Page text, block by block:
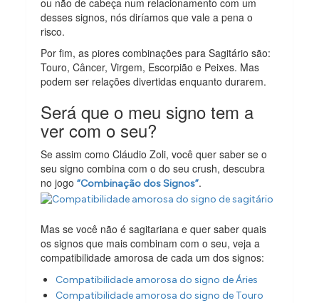
ou não de cabeça num relacionamento com um
desses signos, nós diríamos que vale a pena o
risco.
Por fim, as piores combinações para Sagitário são:
Touro, Câncer, Virgem, Escorpião e Peixes. Mas
podem ser relações divertidas enquanto durarem.
Será que o meu signo tem a
ver com o seu?
Se assim como Cláudio Zoli, você quer saber se o
seu signo combina com o do seu crush, descubra
no jogo“Combinação dos Signos”.
Mas se você não é sagitariana e quer saber quais
os signos que mais combinam com o seu, veja a
compatibilidade amorosa de cada um dos signos:
Compatibilidade amorosa do signo de Áries
Compatibilidade amorosa do signo de Touro